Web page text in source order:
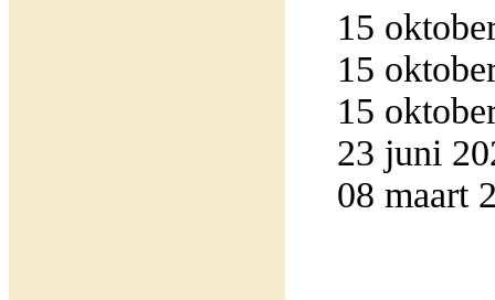
15
15
15
23 juni
08 maart